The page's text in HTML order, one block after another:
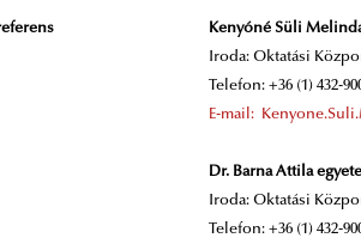
Kenyóné Süli
Iroda: Oktatási
Telefon: +36 (1) 432-
E-mail:
Dr. Barna Attila
Iroda: Oktatási
Telefon: +36 (1) 432-